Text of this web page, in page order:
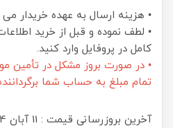
• هزینه ارسال به عهده خریدار
• لطف نموده و قبل از خرید
کامل در پروفایل وارد کنید.
• در صورت بروز مشکل در تأمین
تمام مبلغ به حساب شما
آخرین بروزرسانی قیمت : 11 آبان 1404